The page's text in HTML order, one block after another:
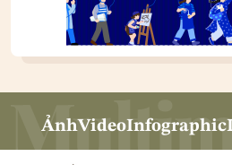
ẢnhVideoInfographic